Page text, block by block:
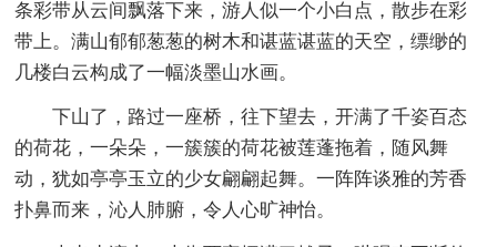
条彩带从云间飘落下来，游人似一个小白点，散步在彩
带上。满山郁郁葱葱的树木和谌蓝谌蓝的天空，缥缈的
几楼白云构成了一幅淡墨山水画。
下山了，路过一座桥，往下望去，开满了千姿百态
的荷花，一朵朵，一簇簇的荷花被莲蓬拖着，随风舞
动，犹如亭亭玉立的少女翩翩起舞。一阵阵谈雅的芳香
扑鼻而来，沁人肺腑，令人心旷神怡。